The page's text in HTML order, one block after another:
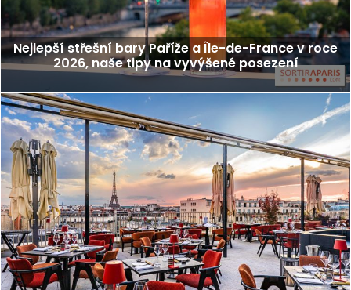
Nejlepší střešní bary Paříže a Île-de-France v roce
2026, naše tipy na vyvýšené posezení